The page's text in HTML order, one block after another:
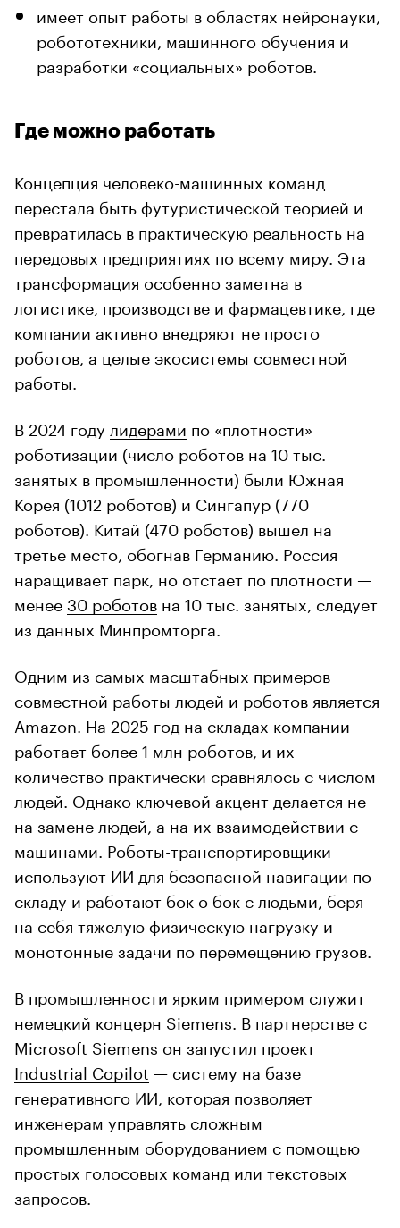
имеет опыт работы в областях нейронауки,
робототехники, машинного обучения и
разработки «социальных» роботов.
Где можно работать
Концепция человеко-машинных команд
перестала быть футуристической теорией и
превратилась в практическую реальность на
передовых предприятиях по всему миру. Эта
трансформация особенно заметна в
логистике, производстве и фармацевтике, где
компании активно внедряют не просто
роботов, а целые экосистемы совместной
работы.
В 2024 году лидерами по «плотности»
роботизации (число роботов на 10 тыс.
занятых в промышленности) были Южная
Корея (1012 роботов) и Сингапур (770
роботов). Китай (470 роботов) вышел на
третье место, обогнав Германию. Россия
наращивает парк, но отстает по плотности —
менее30 роботов на 10 тыс. занятых, следует
из данных Минпромторга.
Одним из самых масштабных примеров
совместной работы людей и роботов является
Amazon. На 2025 год на складах компании
работает более 1 млн роботов, и их
количество практически сравнялось с числом
людей. Однако ключевой акцент делается не
на замене людей, а на их взаимодействии с
машинами. Роботы-транспортировщики
используют ИИ для безопасной навигации по
складу и работают бок о бок с людьми, беря
на себя тяжелую физическую нагрузку и
монотонные задачи по перемещению грузов.
В промышленности ярким примером служит
немецкий концерн Siemens. В партнерстве с
Microsoft Siemens он запустил проект
Industrial Copilot — систему на базе
генеративного ИИ, которая позволяет
инженерам управлять сложным
промышленным оборудованием с помощью
простых голосовых команд или текстовых
запросов.